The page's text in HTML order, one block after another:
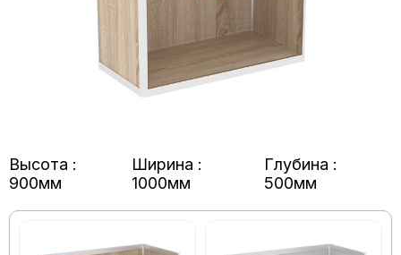
Высота :
900мм
Ширина :
1000мм
Глубина :
500мм